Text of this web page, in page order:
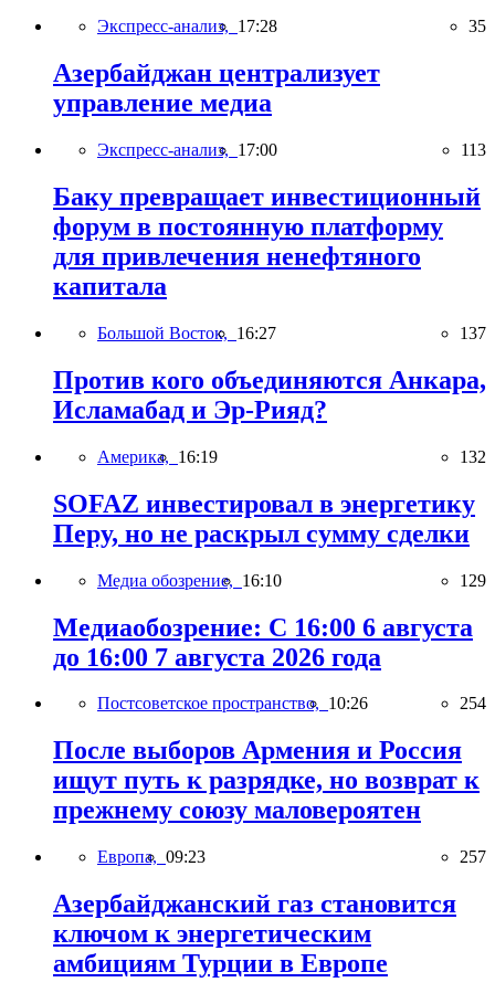
Экспресс-анализ, 17:28 35
Азербайджан централизует
управление медиа
Экспресс-анализ, 17:00 113
Баку превращает инвестиционный
форум в постоянную платформу
для привлечения ненефтяного
капитала
Большой Восток, 16:27 137
Против кого объединяются Анкара,
Исламабад и Эр-Рияд?
Америка, 16:19 132
SOFAZ инвестировал в энергетику
Перу, но не раскрыл сумму сделки
Медиа обозрение, 16:10 129
Медиаобозрение: С 16:00 6 августа
до 16:00 7 августа 2026 года
Постсоветское пространство, 10:26 254
После выборов Армения и Россия
ищут путь к разрядке, но возврат к
прежнему союзу маловероятен
Европа, 09:23 257
Азербайджанский газ становится
ключом к энергетическим
амбициям Турции в Европе